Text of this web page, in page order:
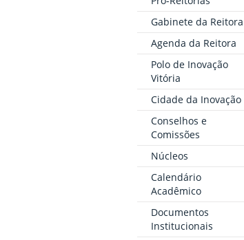
Gabinete da Reitora
Agenda da Reitora
Polo de Inovação
Vitória
Cidade da Inovação
Conselhos e
Comissões
Núcleos
Calendário
Acadêmico
Documentos
Institucionais